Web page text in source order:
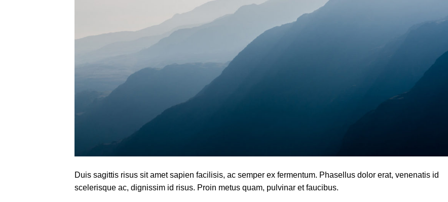
Duis sagittis risus sit amet sapien facilisis, ac semper ex fermentum. Phasellus dolor erat, venenatis id
scelerisque ac, dignissim id risus. Proin metus quam, pulvinar et faucibus.